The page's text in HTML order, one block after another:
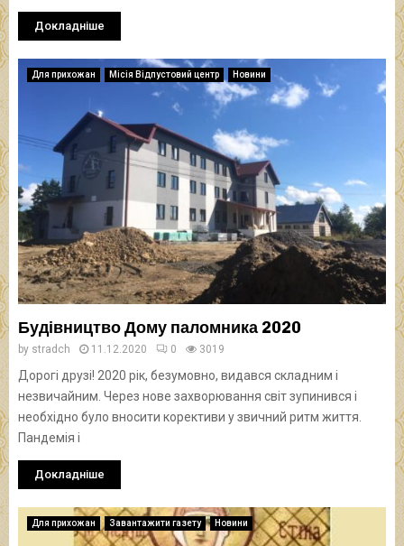
Докладніше
Для прихожан Місія Відпустовий центр Новини
Будівництво Дому паломника 2020
by stradch 11.12.2020 0 3019
Дорогі друзі! 2020 рік, безумовно, видався складним і
незвичайним. Через нове захворювання світ зупинився і
необхідно було вносити корективи у звичний ритм життя.
Пандемія і
Докладніше
Для прихожан Завантажити газету Новини